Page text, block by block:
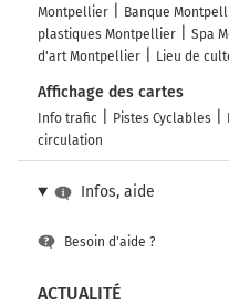
Montpellier
Banque
plastiques Montpellier
Spa
d'art Montpellier
Lieu de
Affichage des cartes
Info trafic Pistes Cyclables
circulation
Infos, aide
Besoin d'aide ?
ACTUALITÉ